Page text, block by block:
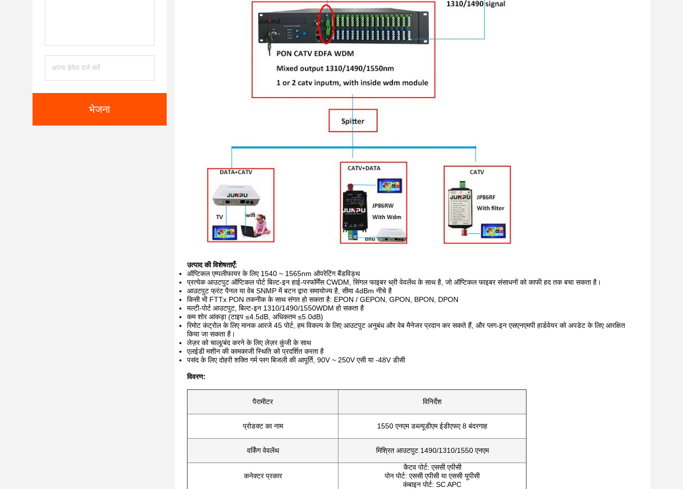
भेजना
उत्पाद की विशेषताएँ:
ऑप्टिकल एम्पलीफायर के लिए 1540 ~ 1565nm ऑपरेटिंग बैंडविड्थ
प्रत्येक आउटपुट ऑप्टिकल पोर्ट बिल्ट-इन हाई-परफॉर्मेंस CWDM, सिंगल फाइबर थ्री वेवलेंथ के साथ है, जो ऑप्टिकल फाइबर संसाधनों को काफी हद तक बचा सकता है।
आउटपुट फ्रंट पैनल या वेब SNMP में बटन द्वारा समायोज्य है, सीमा 4dBm नीचे है
किसी भी FTTx PON तकनीक के साथ संगत हो सकता है: EPON / GEPON, GPON, BPON, DPON
मल्टी-पोर्ट आउटपुट, बिल्ट-इन 1310/1490/1550WDM हो सकता है
कम शोर आंकड़ा (टाइप ≤4.5dB, अधिकतम ≤5.0dB)
रिमोट कंट्रोल के लिए मानक आरजे 45 पोर्ट, हम विकल्प के लिए आउटपुट अनुबंध और वेब मैनेजर प्रदान कर सकते हैं, और प्लग-इन एसएनएमपी हार्डवेयर को अपडेट के लिए आरक्षित
किया जा सकता है।
लेज़र को चालू/बंद करने के लिए लेज़र कुंजी के साथ
एलईडी मशीन की कामकाजी स्थिति को प्रदर्शित करता है
पसंद के लिए दोहरी शक्ति गर्म प्लग बिजली की आपूर्ति, 90V ~ 250V एसी या -48V डीसी
विवरण:
पैरामीटर विनिर्देश
प्रोडक्ट का नाम 1550 एनएम डब्ल्यूडीएम ईडीएफए 8 बंदरगाह
वर्किंग वेवलेंथ मिश्रित आउटपुट 1490/1310/1550 एनएम
कनेक्टर प्रकार
कैटव पोर्ट: एससी एपीसी
पोन पोर्ट: एससी एपीसी या एससी यूपीसी
कंबाइन पोर्ट: SC APC